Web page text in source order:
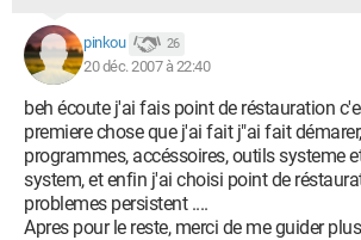
pinkou 26
20 déc. 2007 à 22:40
beh écoute j'ai fais point de réstauration
premiere chose que j'ai fait j"ai fait
programmes, accéssoires, outils systeme
system, et enfin j'ai choisi point de
problemes persistent ....
Apres pour le reste, merci de me guider